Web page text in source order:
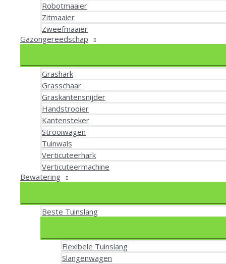
Robotmaaier
Zitmaaier
Zweefmaaier
Gazongereedschap
Grashark
Grasschaar
Graskantensnijder
Handstrooier
Kantensteker
Strooiwagen
Tuinwals
Verticuteerhark
Verticuteermachine
Bewatering
Beste Tuinslang
Flexibele Tuinslang
Slangenwagen